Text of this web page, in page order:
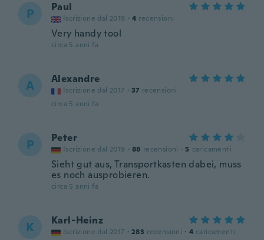
P Paul
Iscrizione dal 2019 · 4 recensioni
Very handy tool
circa 5 anni fa
A Alexandre
Iscrizione dal 2017 · 37 recensioni
circa 5 anni fa
P Peter
Iscrizione dal 2019 · 88 recensioni · 5 caricamenti
Sieht gut aus, Transportkasten dabei, muss
es noch ausprobieren.
circa 5 anni fa
K Karl-Heinz
Iscrizione dal 2017 · 283 recensioni · 4 caricamenti